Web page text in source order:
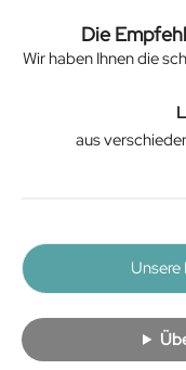
Die
Wir haben Ihnen die
aus